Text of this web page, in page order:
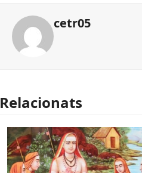
cetr05
Relacionats